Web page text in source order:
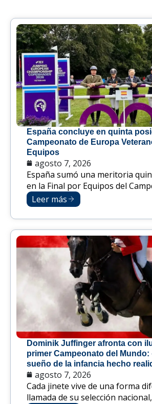
España concluye en quinta
Campeonato de Europa
Equipos
agosto 7, 2026
España sumó una meritoria
en la Final por Equipos del
Leer más
Dominik Juffinger afronta con
primer Campeonato del Mundo:
sueño de la infancia hecho
agosto 7, 2026
Cada jinete vive de una forma
llamada de su selección